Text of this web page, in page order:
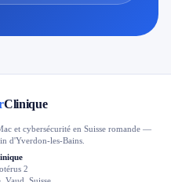
Clinique
et cybersécurité en Suisse romande —
d'Yverdon-les-Bains.
2